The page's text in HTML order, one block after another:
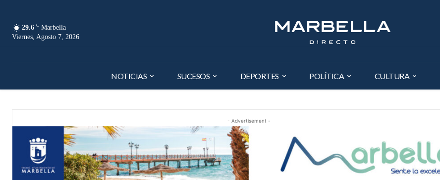
29.6 C Marbella
Viernes, Agosto 7, 2026
NOTICIAS SUCESOS DEPORTES POLÍTICA CULTURA
- Advertisement -